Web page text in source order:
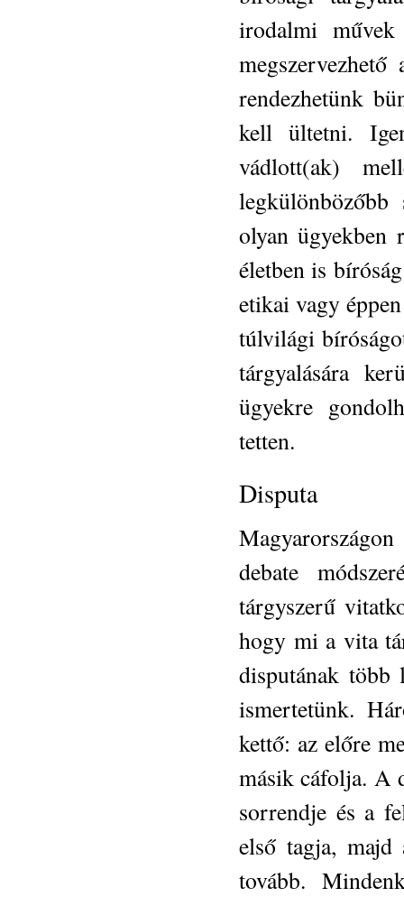
irodalmi
rendezhetünk
kell ültetni.
vádlott(ak)
olyan ügyekben
életben is
etikai vagy
túlvilági
tárgyalására
ügyekre
tetten.
Disputa
debate
tárgyszerű
hogy mi a vita
disputának több
ismertetünk.
kettő: az előre
másik cáfolja. A
sorrendje és a
első tagja,
tovább.